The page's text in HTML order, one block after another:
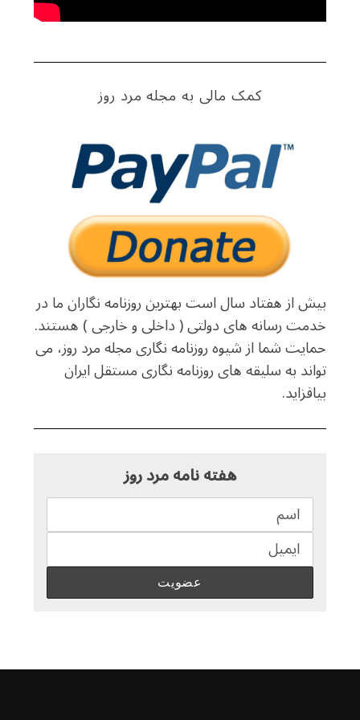
کمک مالی به مجله مرد روز
بیش از هفتاد سال است بهترین روزنامه نگاران ما در
خدمت رسانه های دولتی ( داخلی و خارجی ) هستند.
حمایت شما از شیوه روزنامه نگاری مجله مرد روز، می
تواند به سلیقه های روزنامه نگاری مستقل ایران
بیافزاید.
هفته نامه مرد روز